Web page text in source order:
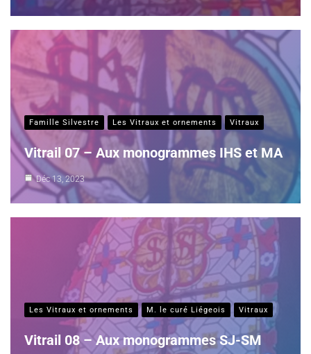
Famille Silvestre Les Vitraux et ornements Vitraux
Vitrail 07 – Aux monogrammes IHS et MA
Déc 13, 2023
Les Vitraux et ornements M. le curé Liégeois Vitraux
Vitrail 08 – Aux monogrammes SJ-SM